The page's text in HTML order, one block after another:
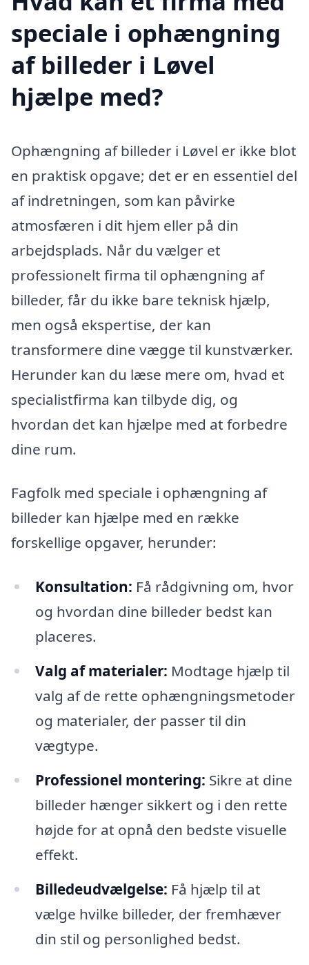
speciale i ophængning
af billeder i Løvel
hjælpe med?
Ophængning af billeder i Løvel er ikke blot
en praktisk opgave; det er en essentiel del
af indretningen, som kan påvirke
atmosfæren i dit hjem eller på din
arbejdsplads. Når du vælger et
professionelt firma til ophængning af
billeder, får du ikke bare teknisk hjælp,
men også ekspertise, der kan
transformere dine vægge til kunstværker.
Herunder kan du læse mere om, hvad et
specialistfirma kan tilbyde dig, og
hvordan det kan hjælpe med at forbedre
dine rum.
Fagfolk med speciale i ophængning af
billeder kan hjælpe med en række
forskellige opgaver, herunder:
Konsultation: Få rådgivning om, hvor
og hvordan dine billeder bedst kan
placeres.
Valg af materialer: Modtage hjælp til
valg af de rette ophængningsmetoder
og materialer, der passer til din
vægtype.
Professionel montering: Sikre at dine
billeder hænger sikkert og i den rette
højde for at opnå den bedste visuelle
effekt.
Billedeudvælgelse: Få hjælp til at
vælge hvilke billeder, der fremhæver
din stil og personlighed bedst.